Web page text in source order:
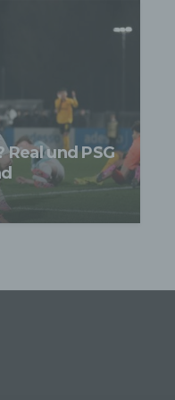
und PSG
Zahlungsdienstleister)
unsere vertraglichen
(z.B. Adressmitteilung an
oder Email) werden
Anfrage sowie für den Fall,
sie ihren
auf dem sich dieser
gehören Name
der Sicherheit und der